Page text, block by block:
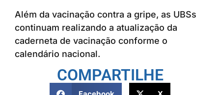
Além da vacinação contra a gripe, as UBSs
continuam realizando a atualização da
caderneta de vacinação conforme o
calendário nacional.
COMPARTILHE